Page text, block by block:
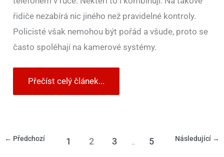
řidiče nezabírá nic jiného než pravidelné kontroly.
Policisté však nemohou být pořád a všude, proto se
často spoléhají na kamerové systémy.
Přečíst celý článek...
← Předchozí 1 2 3 … 5 Následující →